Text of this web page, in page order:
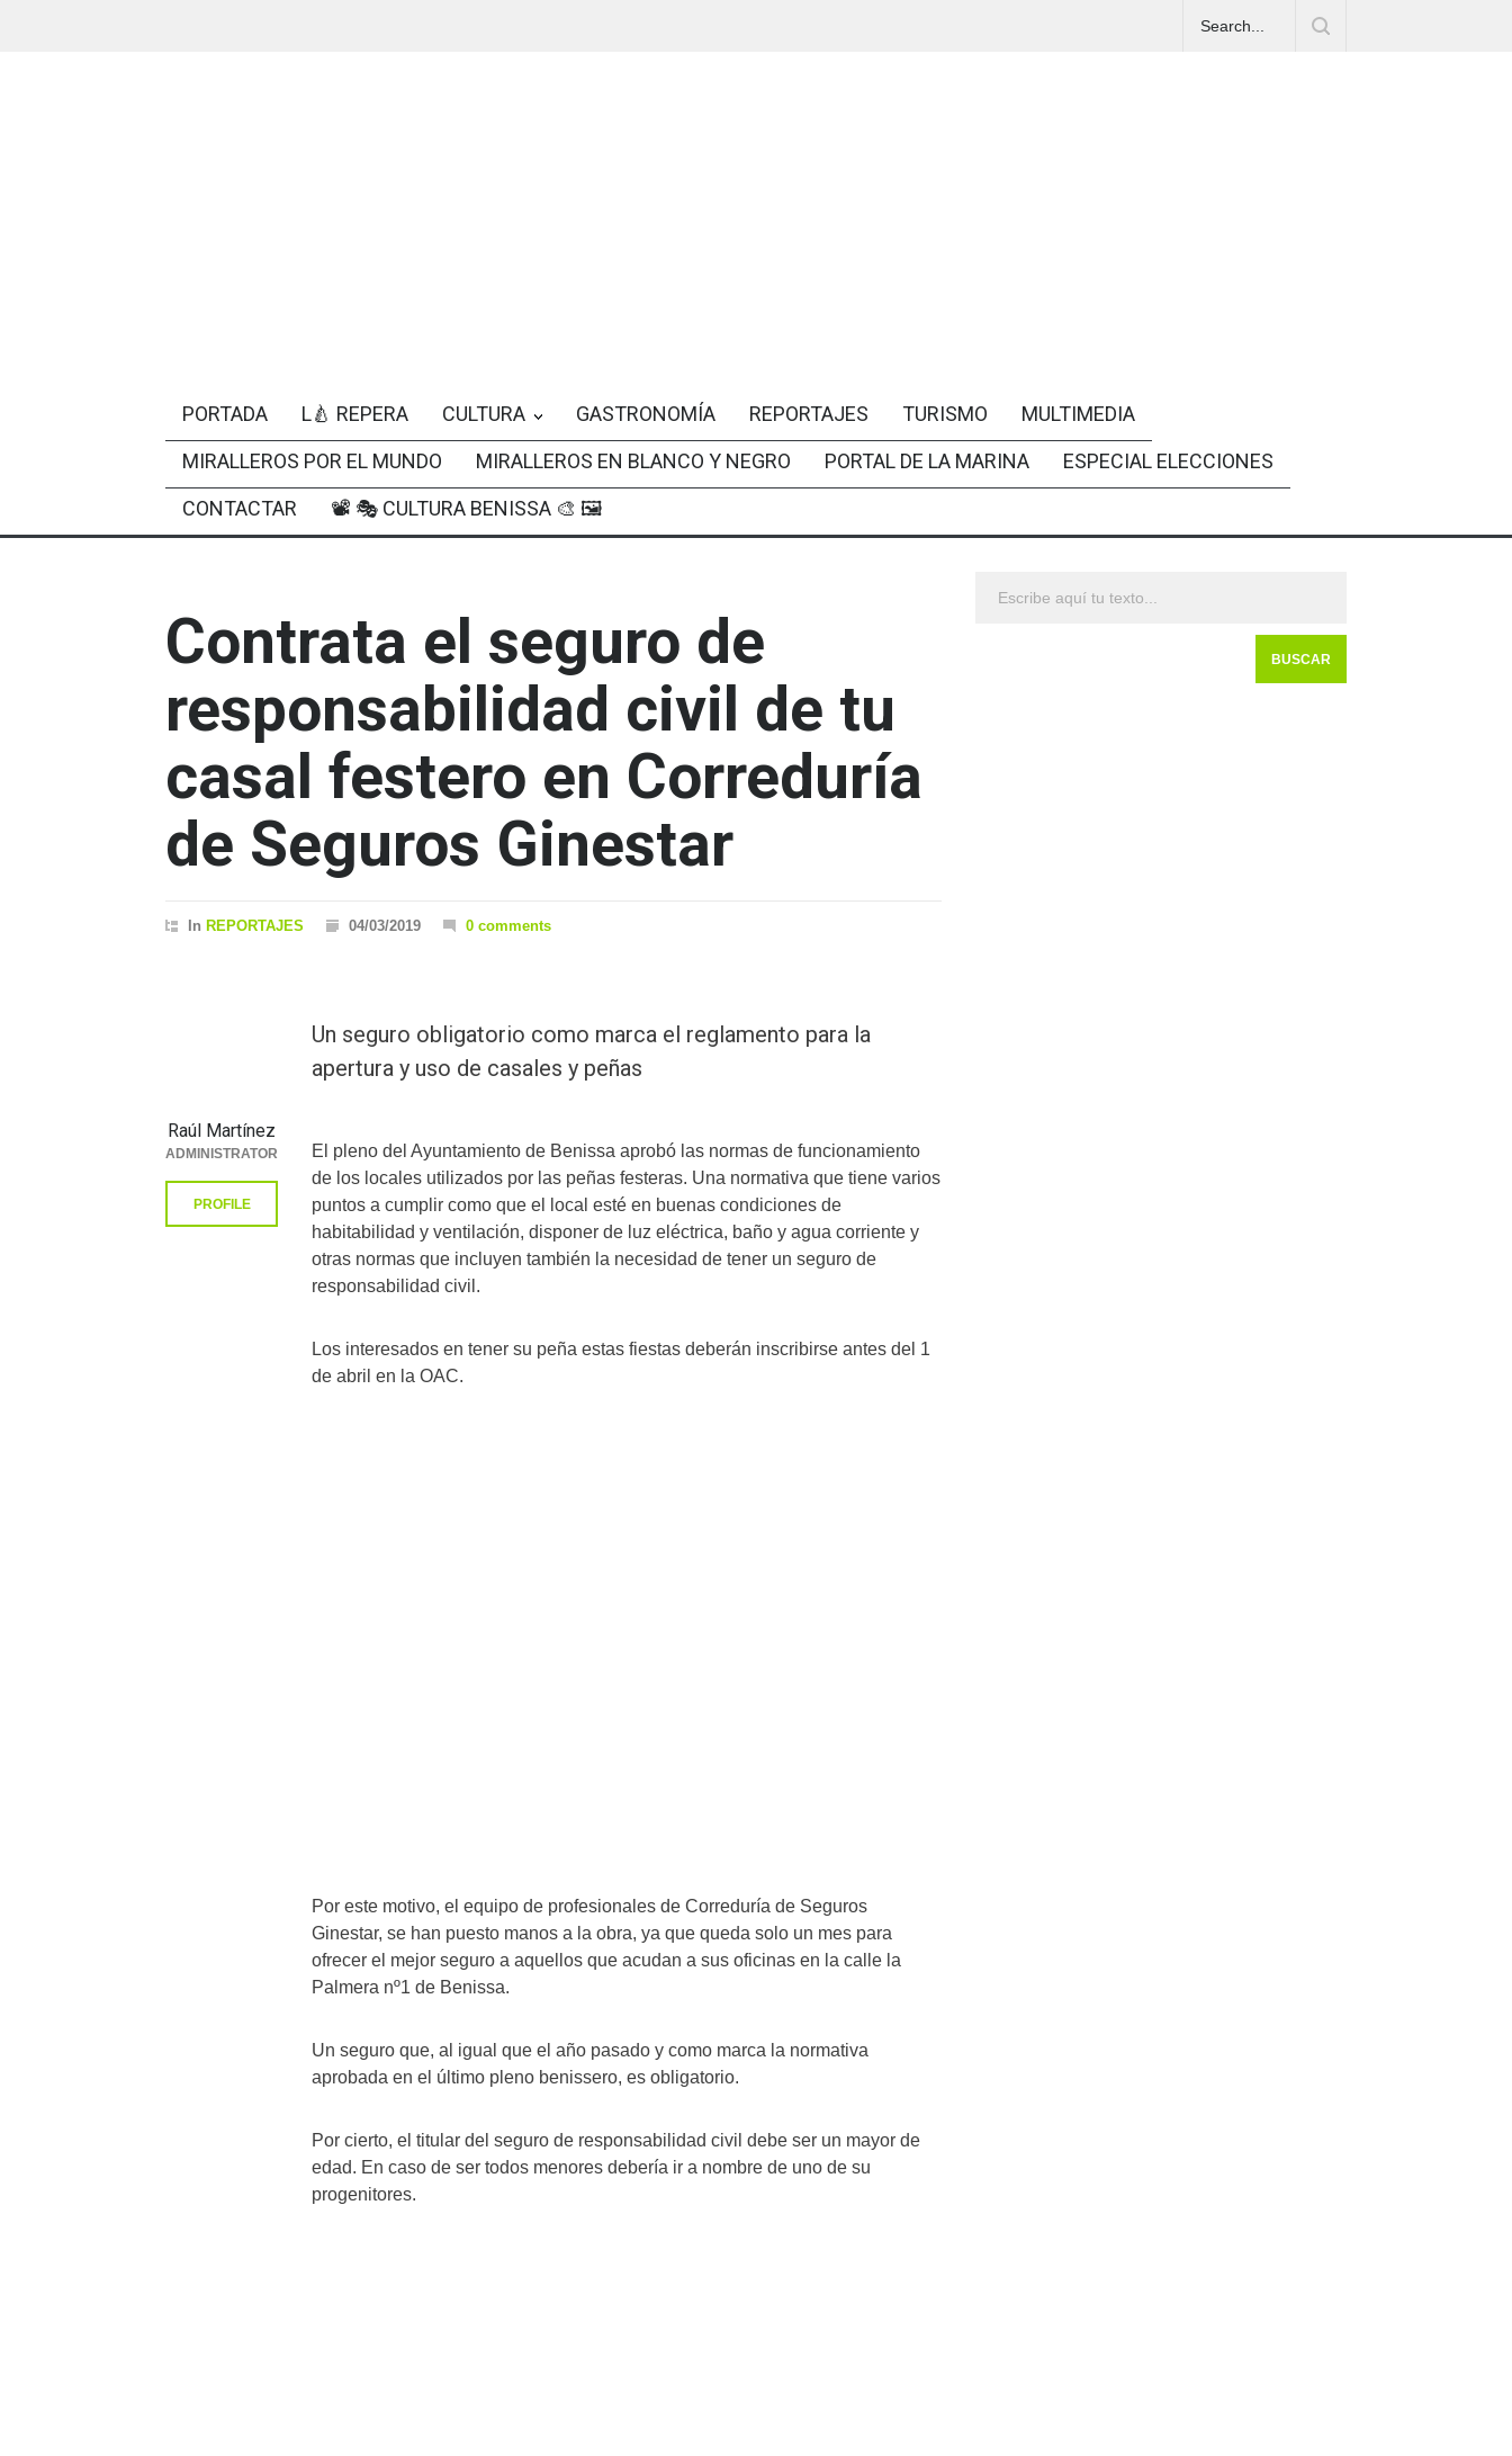
PORTADA L🍐 REPERA CULTURA GASTRONOMÍA REPORTAJES TURISMO
MULTIMEDIA
MIRALLEROS POR EL MUNDO
MIRALLEROS EN BLANCO Y NEGRO PORTAL DE LA MARINA
ESPECIAL ELECCIONES
CONTACTAR
📽 🎭 CULTURA BENISSA 🎨 🖼
Contrata el seguro de
responsabilidad civil de tu
casal festero en Correduría
de Seguros Ginestar
In REPORTAJES 04/03/2019 0 comments
Un seguro obligatorio como marca el reglamento para la
apertura y uso de casales y peñas
El pleno del Ayuntamiento de Benissa aprobó las normas de funcionamiento
de los locales utilizados por las peñas festeras. Una normativa que tiene varios
puntos a cumplir como que el local esté en buenas condiciones de
habitabilidad y ventilación, disponer de luz eléctrica, baño y agua corriente y
otras normas que incluyen también la necesidad de tener un seguro de
responsabilidad civil.
Los interesados en tener su peña estas fiestas deberán inscribirse antes del 1
de abril en la OAC.
Por este motivo, el equipo de profesionales de Correduría de Seguros
Ginestar, se han puesto manos a la obra, ya que queda solo un mes para
ofrecer el mejor seguro a aquellos que acudan a sus oficinas en la calle la
Palmera nº1 de Benissa.
Un seguro que, al igual que el año pasado y como marca la normativa
aprobada en el último pleno benissero, es obligatorio.
Por cierto, el titular del seguro de responsabilidad civil debe ser un mayor de
edad. En caso de ser todos menores debería ir a nombre de uno de su
progenitores.
Raúl Martínez
ADMINISTRATOR
PROFILE